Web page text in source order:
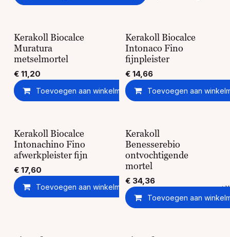
Kerakoll Biocalce
Muratura
metselmortel
€ 11,20
Toevoegen aan winkelmandje Toevoegen aan
Kerakoll Biocalce
Intonaco Fino
fijnpleister
€ 14,66
Toevoegen aan
Kerakoll Biocalce
Intonachino Fino
afwerkpleister fijn
€ 17,60
Toevoegen aan winkelmandje Toevoegen aan
Kerakoll
Benesserebio
ontvochtigende
mortel
€ 34,36
Toevoegen aan